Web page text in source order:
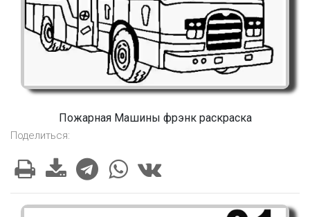
Пожарная Машины фрэнк раскраска
Поделиться: